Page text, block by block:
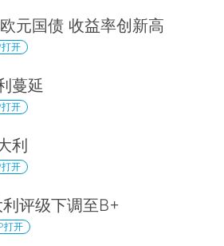
元国债 收益率创新高
开
蔓延
开
利
开
评级下调至B+
打开